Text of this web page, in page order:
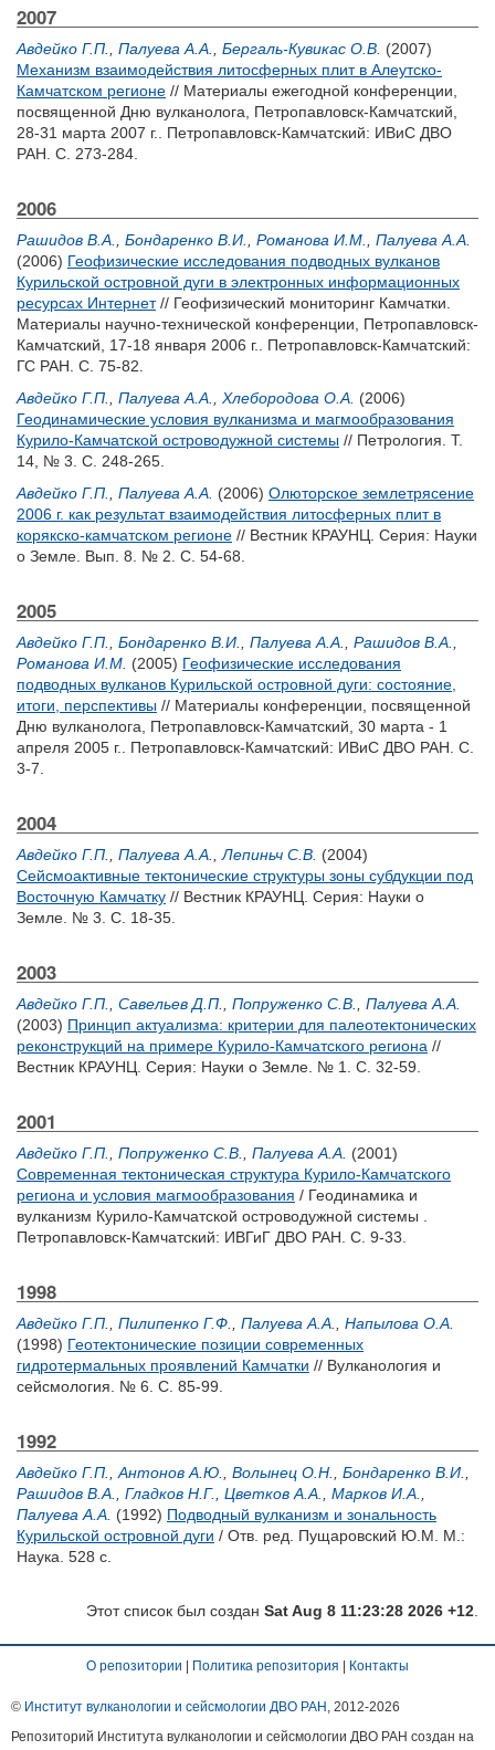
2007
Авдейко Г.П. Палуева А.А. Бергаль-Кувикас О.В. (2007)
Механизм взаимодействия литосферных плит в Алеутско-
Камчатском регионе // Материалы ежегодной конференции,
посвященной Дню вулканолога, Петропавловск-Камчатский,
28-31 марта 2007 г.. Петропавловск-Камчатский: ИВиС ДВО
РАН. С. 273-284.
2006
Рашидов В.А. Бондаренко В.И. Романова И.М.
Палуева А.А.
(2006) Геофизические исследования подводных вулканов
Курильской островной дуги в электронных информационных
ресурсах Интернет// Геофизический мониторинг Камчатки.
Материалы научно-технической конференции, Петропавловск-
Камчатский, 17-18 января 2006 г.. Петропавловск-Камчатский:
ГС РАН. С. 75-82.
Авдейко Г.П.
Палуева А.А. Хлебородова О.А. (2006)
Геодинамические условия вулканизма и магмообразования
Курило-Камчатской островодужной системы // Петрология. Т.
14, № 3. С. 248-265.
Авдейко Г.П.
Палуева А.А. (2006) Олюторское землетрясение
2006 г. как результат взаимодействия литосферных плит в
корякско-камчатском регионе // Вестник КРАУНЦ. Серия: Науки
о Земле. Вып. 8. № 2. С. 54-68.
2005
Авдейко Г.П. Бондаренко В.И. Палуева А.А. Рашидов В.А.
Романова И.М. (2005) Геофизические исследования
подводных вулканов Курильской островной дуги: состояние,
итоги, перспективы // Материалы конференции, посвященной
Дню вулканолога, Петропавловск-Камчатский, 30 марта - 1
апреля 2005 г.. Петропавловск-Камчатский: ИВиС ДВО РАН. С.
3-7.
2004
Авдейко Г.П. Палуева А.А. Лепиньч С.В. (2004)
Сейсмоактивные тектонические структуры зоны субдукции под
Восточную Камчатку // Вестник КРАУНЦ. Серия: Науки о
Земле. № 3. С. 18-35.
2003
Авдейко Г.П. Савельев Д.П. Попруженко С.В.
Палуева А.А.
(2003) Принцип актуализма: критерии для палеотектонических
реконструкций на примере Курило-Камчатского региона //
Вестник КРАУНЦ. Серия: Науки о Земле. № 1. С. 32-59.
2001
Авдейко Г.П. Попруженко С.В. Палуева А.А. (2001)
Современная тектоническая структура Курило-Камчатского
региона и условия магмообразования / Геодинамика и
вулканизм Курило-Камчатской островодужной системы .
Петропавловск-Камчатский: ИВГиГ ДВО РАН. С. 9-33.
1998
Авдейко Г.П. Пилипенко Г.Ф. Палуева А.А.
Напылова О.А.
(1998) Геотектонические позиции современных
гидротермальных проявлений Камчатки // Вулканология и
сейсмология. № 6. С. 85-99.
1992
Авдейко Г.П. Антонов А.Ю. Волынец О.Н. Бондаренко В.И.
Рашидов В.А.
Гладков Н.Г. Цветков А.А. Марков И.А.
Палуева А.А. (1992) Подводный вулканизм и зональность
Курильской островной дуги / Отв. ред. Пущаровский Ю.М.
М.:
Наука. 528 с.
Этот список был создан Sat Aug 8 11:23:28 2026 +12
О репозитории Политика репозитория Контакты
© Институт вулканологии и сейсмологии ДВО РАН , 2012-2026
Репозиторий Института вулканологии и сейсмологии ДВО РАН создан на